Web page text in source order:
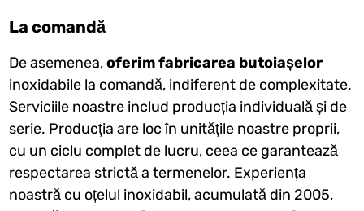
La comandă
De asemenea,oferim fabricarea butoiașelor
inoxidabile la comandă, indiferent de complexitate.
Serviciile noastre includ producția individuală și de
serie. Producția are loc în unitățile noastre proprii,
cu un ciclu complet de lucru, ceea ce garantează
respectarea strictă a termenelor. Experiența
noastră cu oțelul inoxidabil, acumulată din 2005,